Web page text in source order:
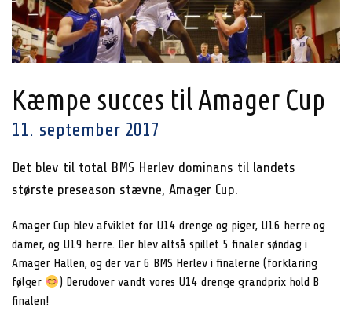
Kæmpe succes til Amager Cup
11. september 2017
Det blev til total BMS Herlev dominans til landets
største preseason stævne, Amager Cup.
Amager Cup blev afviklet for U14 drenge og piger, U16 herre og
damer, og U19 herre. Der blev altså spillet 5 finaler søndag i
Amager Hallen, og der var 6 BMS Herlev i finalerne (forklaring
følger
) Derudover vandt vores U14 drenge grandprix hold B
finalen!